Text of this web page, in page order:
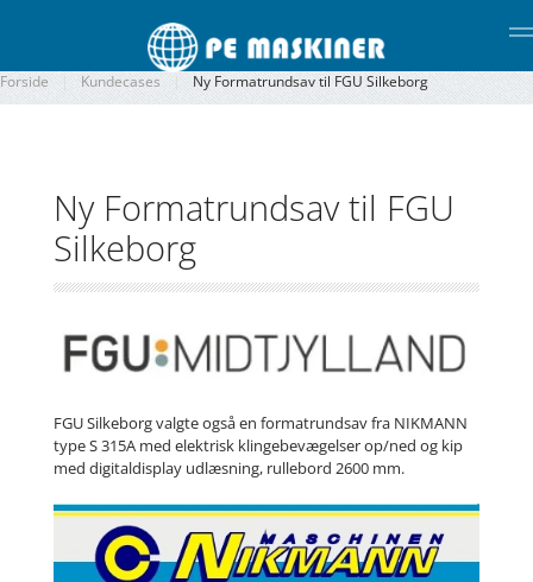
Gå til hovedindhold
Forside Kundecases Ny Formatrundsav til FGU Silkeborg
Ny Formatrundsav til FGU
Silkeborg
FGU Silkeborg valgte også en formatrundsav fra NIKMANN
type S 315A med elektrisk klingebevægelser op/ned og kip
med digitaldisplay udlæsning, rullebord 2600 mm.